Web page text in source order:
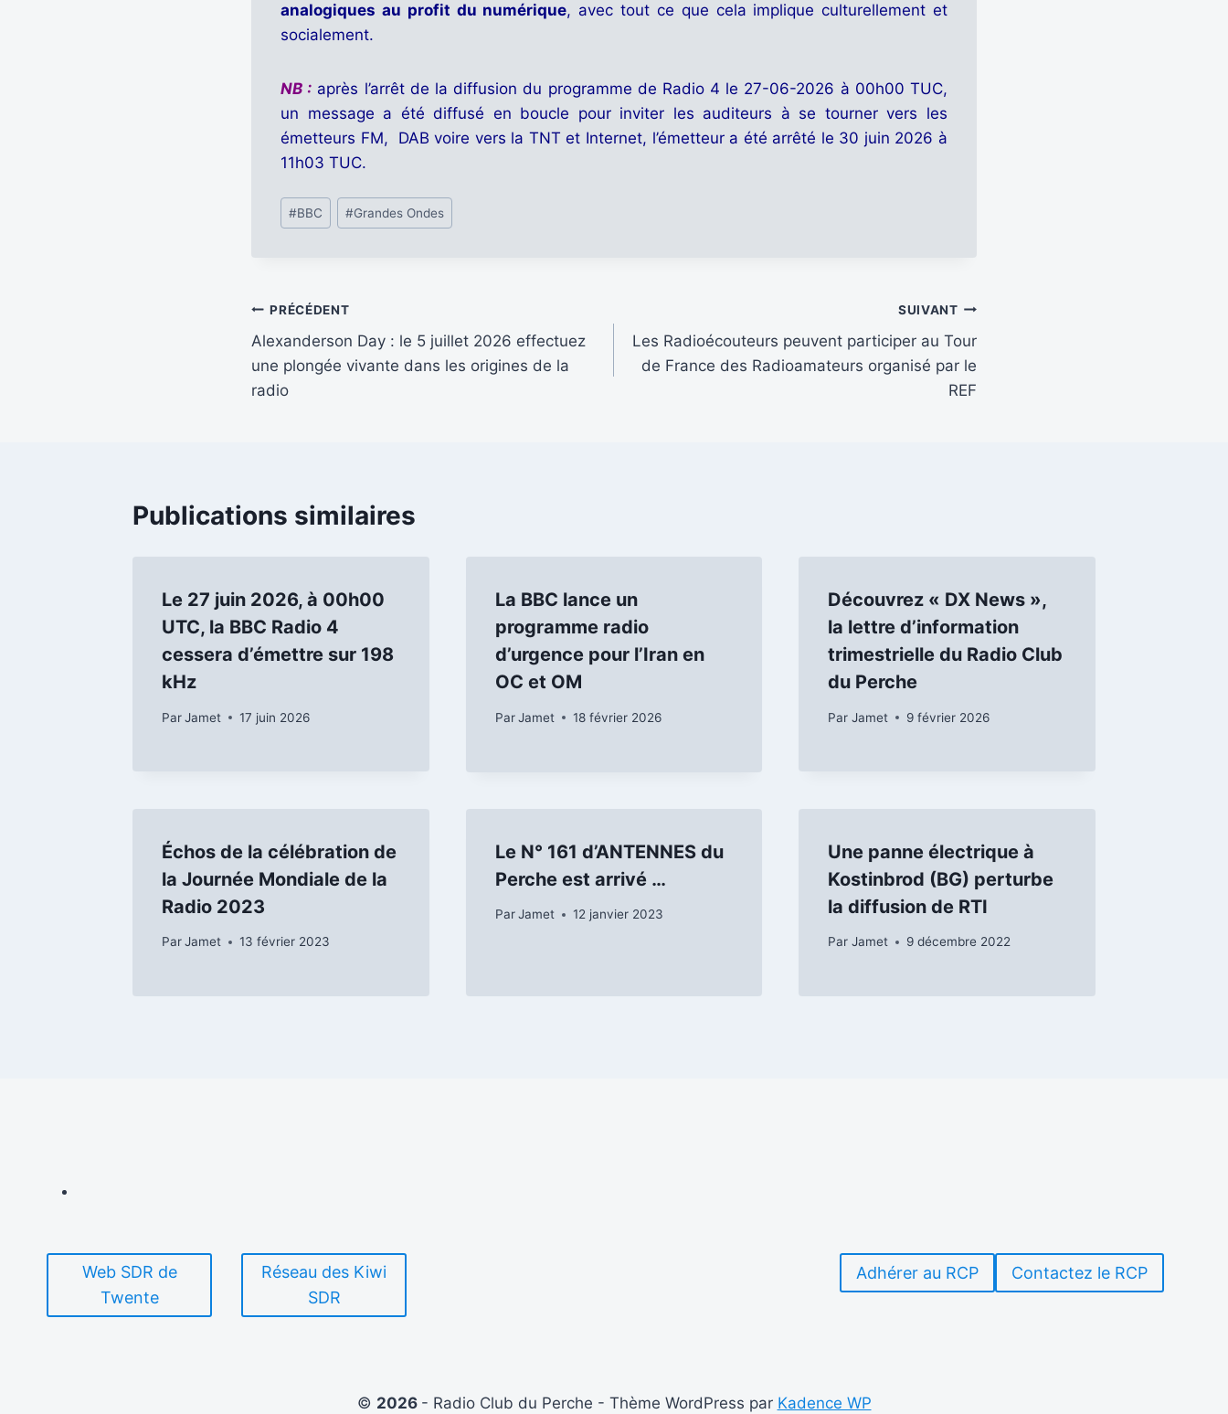
analogiques au profit du numérique, avec tout ce que cela implique culturellement et
socialement.
NB : après l’arrêt de la diffusion du programme de Radio 4 le 27-06-2026 à 00h00 TUC,
un message a été diffusé en boucle pour inviter les auditeurs à se tourner vers les
émetteurs FM, DAB voire vers la TNT et Internet, l’émetteur a été arrêté le 30 juin 2026 à
11h03 TUC.
Étiquettes
de
#BBC #Grandes Ondes
Navigation
de
l’article
PRÉCÉDENT
Alexanderson Day : le 5 juillet 2026 effectuez
une plongée vivante dans les origines de la
radio
SUIVANT
Les Radioécouteurs peuvent participer au Tour
de France des Radioamateurs organisé par le
REF
Publications similaires
Le 27 juin 2026, à 00h00
UTC, la BBC Radio 4
cessera d’émettre sur 198
kHz
ParJamet 17 juin 2026
La BBC lance un
programme radio
d’urgence pour l’Iran en
OC et OM
Par Jamet 18 février 2026
Découvrez « DX News »,
la lettre d’information
trimestrielle du Radio Club
du Perche
Par Jamet 9 février 2026
Échos de la célébration de
la Journée Mondiale de la
Radio 2023
ParJamet 13 février 2023
Le N° 161 d’ANTENNES du
Perche est arrivé …
Par Jamet 12 janvier 2023
Une panne électrique à
Kostinbrod (BG) perturbe
la diffusion de RTI
Par Jamet 9 décembre 2022
Web SDR de
Twente
Réseau des Kiwi
SDR
Adhérer au RCP Contactez le RCP
© 2026 - Radio Club du Perche - Thème WordPress par Kadence WP